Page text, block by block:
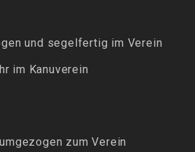
und segelfertig im Verein
im Kanuverein
zum Verein